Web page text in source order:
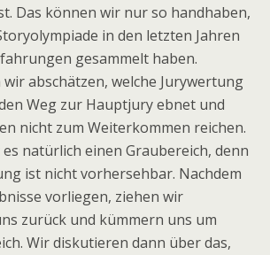
Das können wir nur so handhaben,
in den letzten Jahren
gesammelt haben.
abschätzen, welche Jurywertung
Weg zur Hauptjury ebnet und
nicht zum Weiterkommen reichen.
natürlich einen Graubereich, denn
ist nicht vorhersehbar. Nachdem
vorliegen, ziehen wir
zurück und kümmern uns um
Wir diskutieren dann über das,